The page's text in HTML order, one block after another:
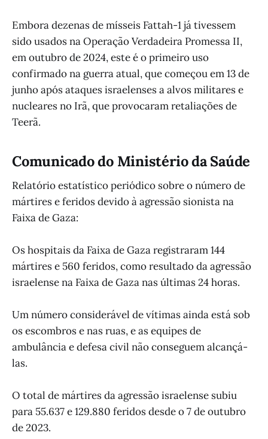
Embora dezenas de mísseis Fattah-1 já tivessem
sido usados na Operação Verdadeira Promessa II,
em outubro de 2024, este é o primeiro uso
confirmado na guerra atual, que começou em 13 de
junho após ataques israelenses a alvos militares e
nucleares no Irã, que provocaram retaliações de
Teerã.
Comunicado do Ministério da Saúde
Relatório estatístico periódico sobre o número de
mártires e feridos devido à agressão sionista na
Faixa de Gaza:
Os hospitais da Faixa de Gaza registraram 144
mártires e 560 feridos, como resultado da agressão
israelense na Faixa de Gaza nas últimas 24 horas.
Um número considerável de vítimas ainda está sob
os escombros e nas ruas, e as equipes de
ambulância e defesa civil não conseguem alcançá-
las.
O total de mártires da agressão israelense subiu
para 55.637 e 129.880 feridos desde o 7 de outubro
de 2023.